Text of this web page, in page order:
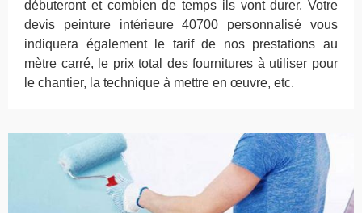
débuteront et combien de temps ils vont durer. Votre
devis peinture intérieure 40700 personnalisé vous
indiquera également le tarif de nos prestations au
mètre carré, le prix total des fournitures à utiliser pour
le chantier, la technique à mettre en œuvre, etc.